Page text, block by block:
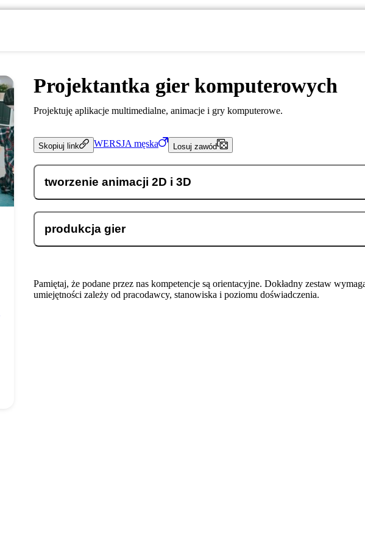
Projektantka gier komputerowych
Projektuję aplikacje multimedialne, animacje i gry komputerowe.
Skopiuj link WERSJA męska Losuj zawód
tworzenie animacji 2D i 3D
produkcja gier
Pamiętaj, że podane przez nas kompetencje są orientacyjne. Dokładny zestaw
umiejętności zależy od pracodawcy, stanowiska i poziomu doświadczenia.